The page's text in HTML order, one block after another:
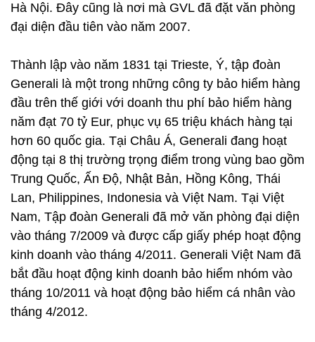
Hà Nội. Đây cũng là nơi mà GVL đã đặt văn phòng
đại diện đầu tiên vào năm 2007.
Thành lập vào năm 1831 tại Trieste, Ý, tập đoàn
Generali là một trong những công ty bảo hiểm hàng
đầu trên thế giới với doanh thu phí bảo hiểm hàng
năm đạt 70 tỷ Eur, phục vụ 65 triệu khách hàng tại
hơn 60 quốc gia. Tại Châu Á, Generali đang hoạt
động tại 8 thị trường trọng điểm trong vùng bao gồm
Trung Quốc, Ấn Độ, Nhật Bản, Hồng Kông, Thái
Lan, Philippines, Indonesia và Việt Nam. Tại Việt
Nam, Tập đoàn Generali đã mở văn phòng đại diện
vào tháng 7/2009 và được cấp giấy phép hoạt động
kinh doanh vào tháng 4/2011. Generali Việt Nam đã
bắt đầu hoạt động kinh doanh bảo hiểm nhóm vào
tháng 10/2011 và hoạt động bảo hiểm cá nhân vào
tháng 4/2012.